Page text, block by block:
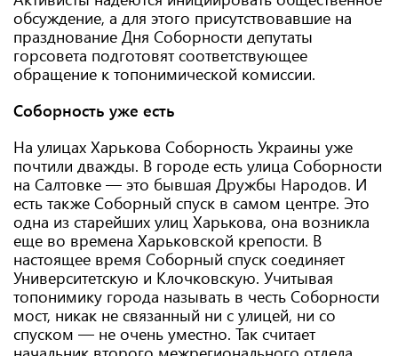
обсуждение, а для этого присутствовавшие на
празднование Дня Соборности депутаты
горсовета подготовят соответствующее
обращение к топонимической комиссии.
Соборность уже есть
На улицах Харькова Соборность Украины уже
почтили дважды. В городе есть улица Соборности
на Салтовке — это бывшая Дружбы Народов. И
есть также Соборный спуск в самом центре. Это
одна из старейших улиц Харькова, она возникла
еще во времена Харьковской крепости. В
настоящее время Соборный спуск соединяет
Университетскую и Клочковскую. Учитывая
топонимику города называть в честь Соборности
мост, никак не связанный ни с улицей, ни со
спуском — не очень уместно. Так считает